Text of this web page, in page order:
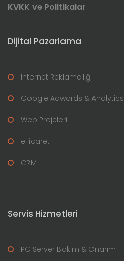
KVKK ve Politikalar
Dijital Pazarlama
Internet Reklamcılığı
Google Adwords & Analytics
Web Projeleri
eTicaret
CRM
Servis Hizmetleri
PC Server Bakım & Onarım